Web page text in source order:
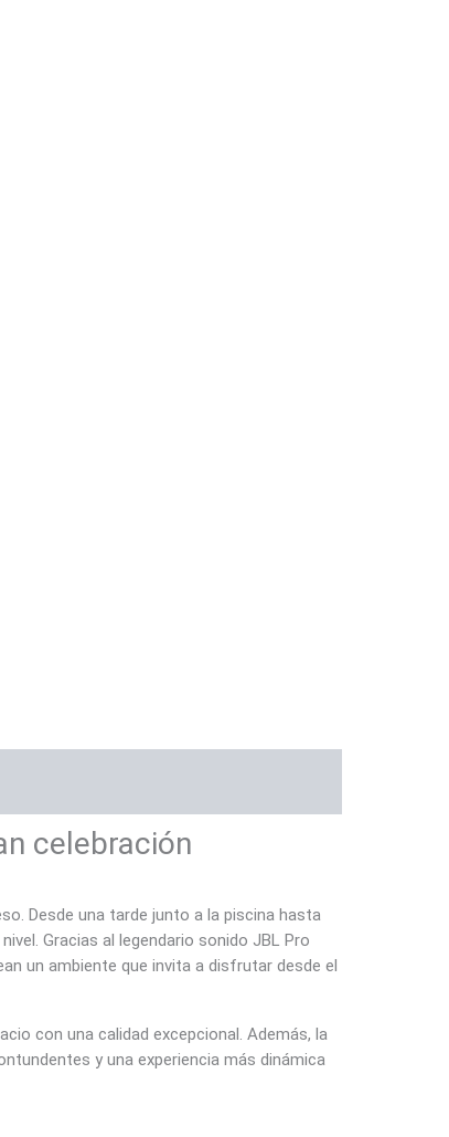
celebración
Desde una tarde junto a la piscina hasta
Gracias al legendario sonido JBL Pro
un ambiente que invita a disfrutar desde el
con una calidad excepcional. Además, la
y una experiencia más dinámica